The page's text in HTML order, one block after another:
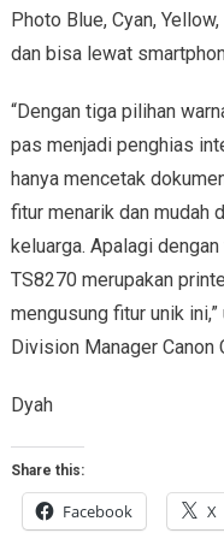
Photo Blue, Cyan,
dan bisa lewat
“Dengan tiga pilihan
pas menjadi penghias
hanya mencetak
fitur menarik dan mudah
keluarga. Apalagi
TS8270 merupakan
mengusung fitur unik
Division Manager
Dyah
Share this:
Facebook X